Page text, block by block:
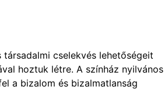
cselekvés lehetőségeit
hoztuk létre. A színház nyilvános
a bizalom és bizalmatlanság